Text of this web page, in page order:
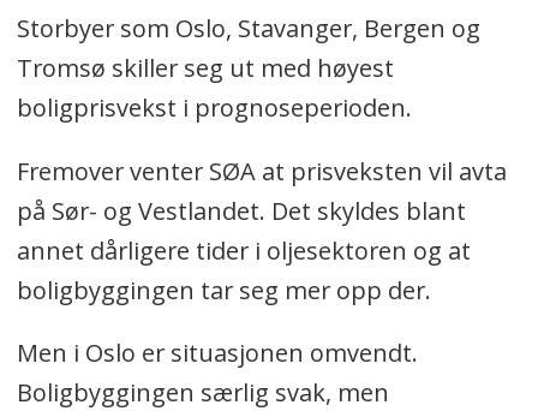
Storbyer som Oslo, Stavanger, Bergen og
Tromsø skiller seg ut med høyest
boligprisvekst i prognoseperioden.
Fremover venter SØA at prisveksten vil avta
på Sør- og Vestlandet. Det skyldes blant
annet dårligere tider i oljesektoren og at
boligbyggingen tar seg mer opp der.
Men i Oslo er situasjonen omvendt.
Boligbyggingen særlig svak, men